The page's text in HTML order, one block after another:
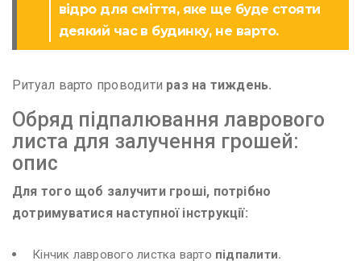
відро для сміття, яке ще буде стояти
деякий час в будинку, не варто.
Ритуал варто проводити раз на тиждень.
Обряд підпалювання лаврового
листа для залучення грошей:
опис
Для того щоб залучити гроші, потрібно
дотримуватися наступної інструкції:
Кінчик лаврового листка варто підпалити.